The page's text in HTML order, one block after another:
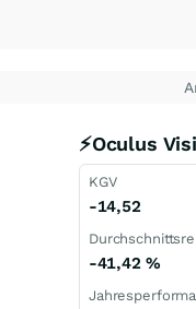
⚡Oculus
KGV
-14,52
-41,42 %